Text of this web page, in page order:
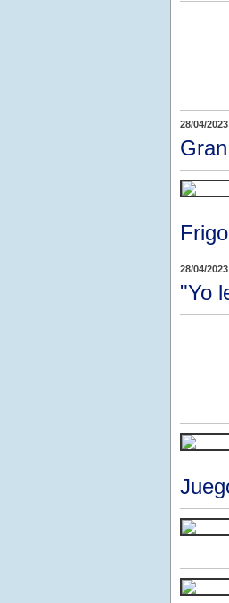
28/04/2023
28/04/2023
"Yo